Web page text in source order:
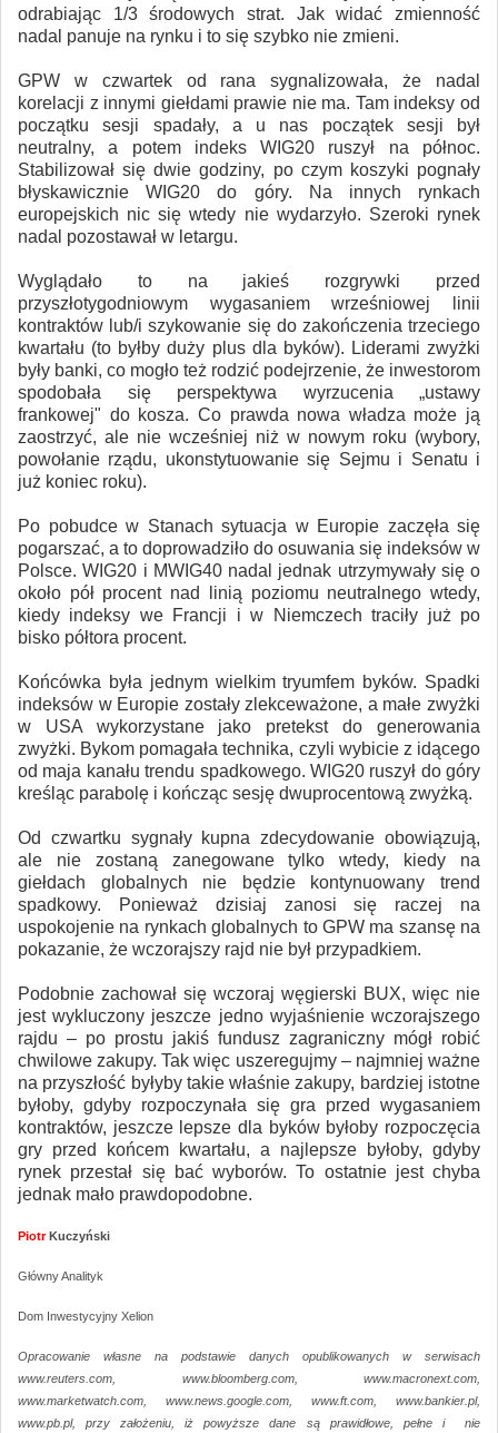
odrabiając 1/3 środowych strat. Jak widać zmienność
nadal panuje na rynku i to się szybko nie zmieni.
GPW w czwartek od rana sygnalizowała, że nadal
korelacji z innymi giełdami prawie nie ma. Tam indeksy od
początku sesji spadały, a u nas początek sesji był
neutralny, a potem indeks WIG20 ruszył na północ.
Stabilizował się dwie godziny, po czym koszyki pognały
błyskawicznie WIG20 do góry. Na innych rynkach
europejskich nic się wtedy nie wydarzyło. Szeroki rynek
nadal pozostawał w letargu.
Wyglądało to na jakieś rozgrywki przed
przyszłotygodniowym wygasaniem wrześniowej linii
kontraktów lub/i szykowanie się do zakończenia trzeciego
kwartału (to byłby duży plus dla byków). Liderami zwyżki
były banki, co mogło też rodzić podejrzenie, że inwestorom
spodobała się perspektywa wyrzucenia „ustawy
frankowej" do kosza. Co prawda nowa władza może ją
zaostrzyć, ale nie wcześniej niż w nowym roku (wybory,
powołanie rządu, ukonstytuowanie się Sejmu i Senatu i
już koniec roku).
Po pobudce w Stanach sytuacja w Europie zaczęła się
pogarszać, a to doprowadziło do osuwania się indeksów w
Polsce. WIG20 i MWIG40 nadal jednak utrzymywały się o
około pół procent nad linią poziomu neutralnego wtedy,
kiedy indeksy we Francji i w Niemczech traciły już po
bisko półtora procent.
Końcówka była jednym wielkim tryumfem byków. Spadki
indeksów w Europie zostały zlekceważone, a małe zwyżki
w USA wykorzystane jako pretekst do generowania
zwyżki. Bykom pomagała technika, czyli wybicie z idącego
od maja kanału trendu spadkowego. WIG20 ruszył do góry
kreśląc parabolę i kończąc sesję dwuprocentową zwyżką.
Od czwartku sygnały kupna zdecydowanie obowiązują,
ale nie zostaną zanegowane tylko wtedy, kiedy na
giełdach globalnych nie będzie kontynuowany trend
spadkowy. Ponieważ dzisiaj zanosi się raczej na
uspokojenie na rynkach globalnych to GPW ma szansę na
pokazanie, że wczorajszy rajd nie był przypadkiem.
Podobnie zachował się wczoraj węgierski BUX, więc nie
jest wykluczony jeszcze jedno wyjaśnienie wczorajszego
rajdu – po prostu jakiś fundusz zagraniczny mógł robić
chwilowe zakupy. Tak więc uszeregujmy – najmniej ważne
na przyszłość byłyby takie właśnie zakupy, bardziej istotne
byłoby, gdyby rozpoczynała się gra przed wygasaniem
kontraktów, jeszcze lepsze dla byków byłoby rozpoczęcia
gry przed końcem kwartału, a najlepsze byłoby, gdyby
rynek przestał się bać wyborów. To ostatnie jest chyba
jednak mało prawdopodobne.
PiotrKuczyński
Główny Analityk
Dom Inwestycyjny Xelion
Opracowanie własne na podstawie danych opublikowanych w serwisach
www.reuters.com, www.bloomberg.com, www.macronext.com,
www.marketwatch.com, www.news.google.com, www.ft.com, www.bankier.pl,
www.pb.pl, przy założeniu, iż powyższe dane są prawidłowe, pełne i nie